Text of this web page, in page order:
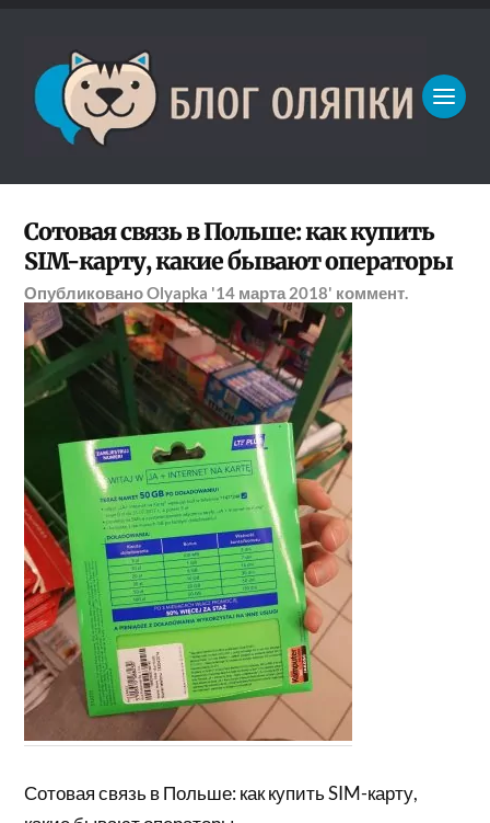
Сотовая связь в Польше: как купить
SIM-карту, какие бывают операторы
ОпубликованоOlyapka '14 марта 2018' коммент.
Сотовая связь в Польше: как купить SIM-карту,